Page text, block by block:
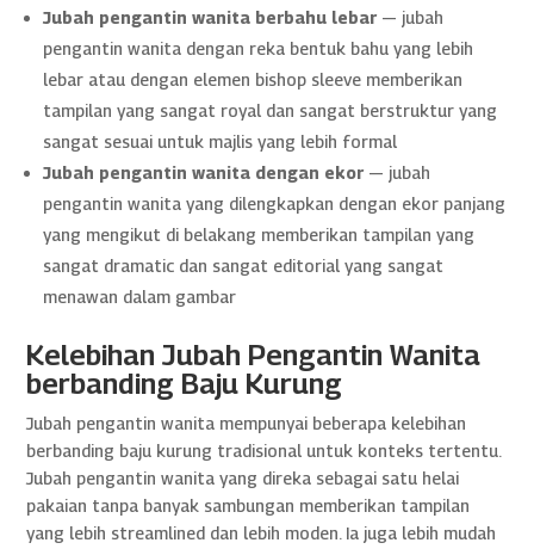
Jubah pengantin wanita berbahu lebar — jubah
pengantin wanita dengan reka bentuk bahu yang lebih
lebar atau dengan elemen bishop sleeve memberikan
tampilan yang sangat royal dan sangat berstruktur yang
sangat sesuai untuk majlis yang lebih formal
Jubah pengantin wanita dengan ekor — jubah
pengantin wanita yang dilengkapkan dengan ekor panjang
yang mengikut di belakang memberikan tampilan yang
sangat dramatic dan sangat editorial yang sangat
menawan dalam gambar
Kelebihan Jubah Pengantin Wanita
berbanding Baju Kurung
Jubah pengantin wanita mempunyai beberapa kelebihan
berbanding baju kurung tradisional untuk konteks tertentu.
Jubah pengantin wanita yang direka sebagai satu helai
pakaian tanpa banyak sambungan memberikan tampilan
yang lebih streamlined dan lebih moden. Ia juga lebih mudah